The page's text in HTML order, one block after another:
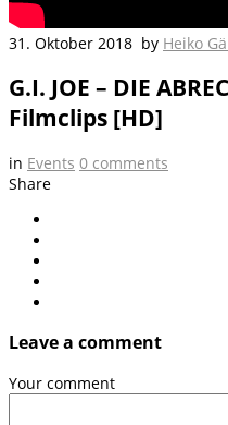
31. Oktober 2018 by Heiko
G.I. JOE – DIE
Filmclips [HD]
in Events 0 comments
Share
Leave a comment
Your comment